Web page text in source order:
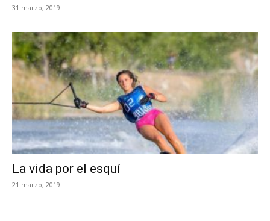
31 marzo, 2019
La vida por el esquí
21 marzo, 2019